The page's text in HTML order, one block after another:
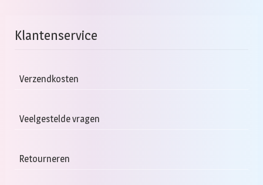
Klantenservice
Verzendkosten
Veelgestelde vragen
Retourneren